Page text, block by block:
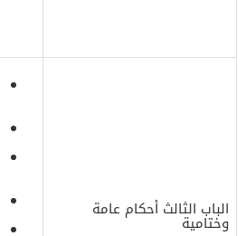
الباب الثالث أحكام عامة
وختامية